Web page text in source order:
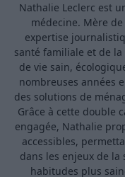
Nathalie Leclerc est
médecine. Mère
expertise
santé familiale et de
de vie sain,
nombreuses années
des solutions de
Grâce à cette double
engagée, Nathalie
accessibles,
dans les enjeux de
habitudes plus